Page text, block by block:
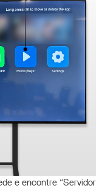
e encontre “Servidor